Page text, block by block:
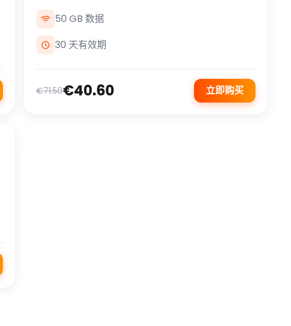
50 GB 数据
30 天有效期
€71.50€40.60 立即购买